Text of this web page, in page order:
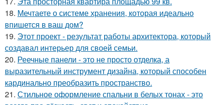
18. Мечтаете о системе хранения, которая идеально
впишется в ваш дом?
19. Этот проект - результат работы архитектора, который
создавал интерьер для своей семьи.
20. Реечные панели - это не просто отделка, а
выразительный инструмент дизайна, который способен
кардинально преобразить пространство.
21. Стильное оформление спальни в белых тонах - это